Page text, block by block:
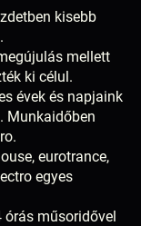
kisebb
mellett
ki célul.
évek és napjaink
Munkaidőben
eurotrance,
egyes
órás műsoridővel